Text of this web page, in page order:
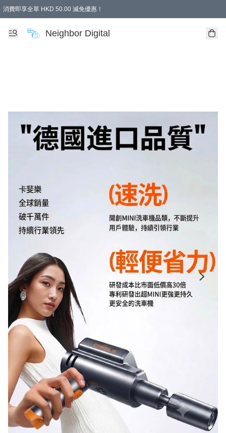
消費即享全單 HKD 50.00 減免優惠！
Neighbor Digital